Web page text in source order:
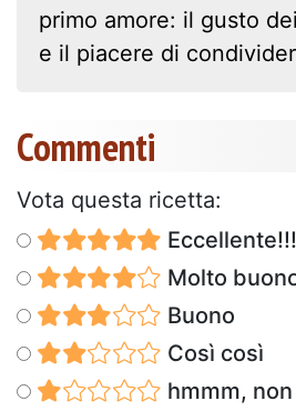
primo amore: il gusto
e il piacere di
Commenti
Vota questa ricetta:
Eccellente!!!
Molto
Buono
Così così
hmmm,